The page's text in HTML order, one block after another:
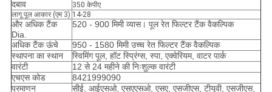
दबाव
350 केपीए
लागू पूल आकार (एम 3) 14-28
और अधिक टैंक
Dia.
520 - 900 मिमी व्यास। पूल रेत फिल्टर टैंक वैकल्पिक
अधिक टैंक ऊंचे
950 - 1580 मिमी उच्च रेत फिल्टर टैंक वैकल्पिक
स्थापना का स्थान
स्विमिंग पूल, हॉट स्प्रिंग्स, स्पा, एक्वेरियम, वाटर पार्क
वारंटी
12 से 24 महीने की निःशुल्क वारंटी
एचएस कोड
8421999090
प्रमाणन
सीई, आईएसओ, एसएएसओ, एसए, एसजीएस, टीयूवी, एसजीएस,